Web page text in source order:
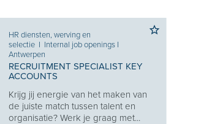
HR diensten, werving en
selectie I Internal job openings I
Antwerpen
RECRUITMENT SPECIALIST KEY
ACCOUNTS
Krijg jij energie van het maken van
de juiste match tussen talent en
organisatie? Werk je graag met...